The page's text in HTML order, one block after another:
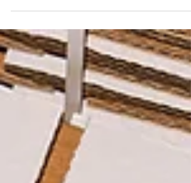
#magazine . Que j'appellerai...